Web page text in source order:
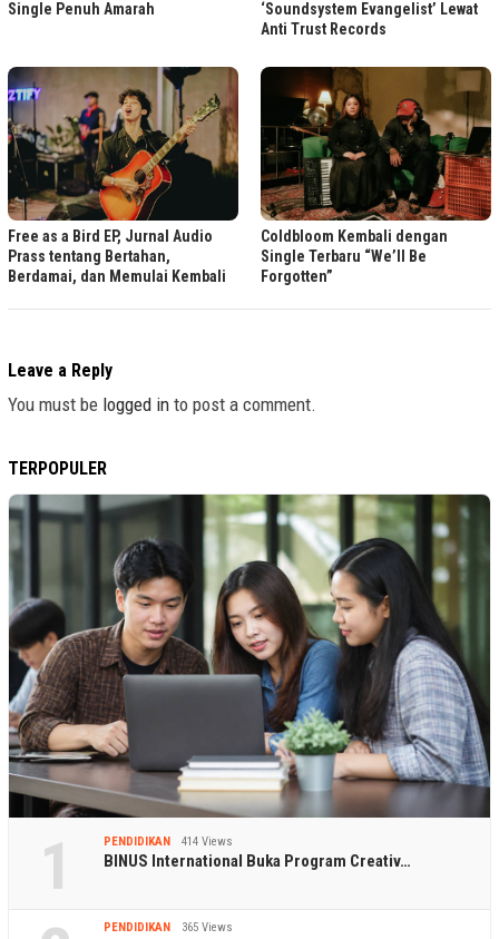
Single Penuh Amarah
‘Soundsystem Evangelist’ Lewat
Anti Trust Records
Free as a Bird EP, Jurnal Audio
Prass tentang Bertahan,
Berdamai, dan Memulai Kembali
Coldbloom Kembali dengan
Single Terbaru “We’ll Be
Forgotten”
Leave a Reply
You must be logged in to post a comment.
TERPOPULER
1 PENDIDIKAN 414 Views
BINUS International Buka Program Creativ…
PENDIDIKAN 365 Views